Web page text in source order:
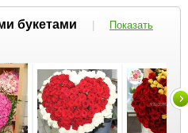
букетами |
Показать